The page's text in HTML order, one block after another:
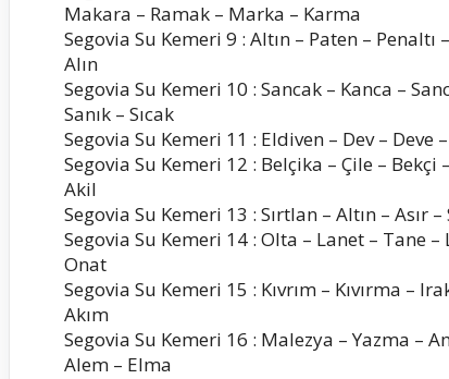
Makara – Ramak – Marka – Karma
Segovia Su Kemeri 9 : Altın – Paten –
Alın
Segovia Su Kemeri 10 : Sancak – Kanca –
Sanık – Sıcak
Segovia Su Kemeri 11 : Eldiven – Dev – Deve
Segovia Su Kemeri 12 : Belçika – Çile –
Akil
Segovia Su Kemeri 13 : Sırtlan – Altın – Asır –
Segovia Su Kemeri 14 : Olta – Lanet – Tane
Onat
Segovia Su Kemeri 15 : Kıvrım – Kıvırma –
Akım
Segovia Su Kemeri 16 : Malezya – Yazma –
Alem – Elma